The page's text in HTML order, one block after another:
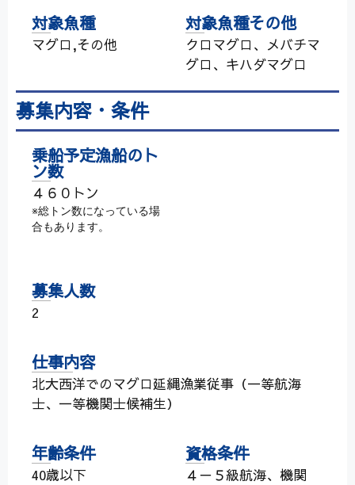
対象魚種
マグロ,その他
対象魚種その他
クロマグロ、メバチマ
グロ、キハダマグロ
募集内容・条件
乗船予定漁船のト
ン数
４６０トン
※総トン数になっている場
合もあります。
募集人数
2
仕事内容
北大西洋でのマグロ延縄漁業従事（一等航海
士、一等機関士候補生）
年齢条件
40歳以下
資格条件
４－５級航海、機関